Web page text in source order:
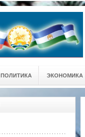
ПОЛИТИКА ЭКОНОМИКА